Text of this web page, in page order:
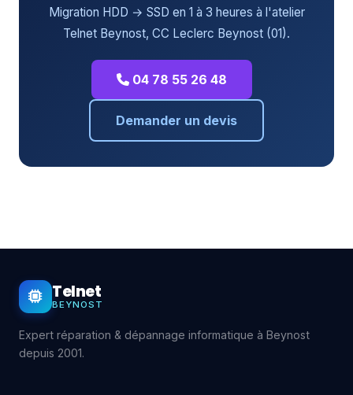
Migration HDD → SSD en 1 à 3 heures à l'atelier
Telnet Beynost, CC Leclerc Beynost (01).
04 78 55 26 48
Demander un devis
Telnet
BEYNOST
Expert réparation & dépannage informatique à Beynost
depuis 2001.